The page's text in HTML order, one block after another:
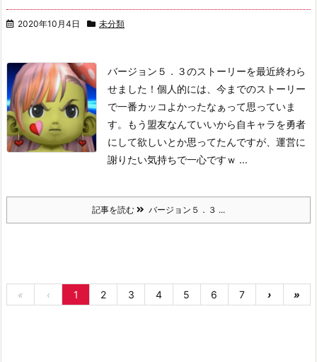
2020年10月4日 未分類
バージョン５．３のストーリーを最近終わら
せました！ 個人的には、今までのストーリー
で一番カッコよかったなぁって思っていま
す。もう盟友なんていいから自キャラを勇者
にして欲しいとか思ってたんですが、運営に
謝りたい気持ちで一心ですｗ ...
記事を読む バージョン５．３ ...
« ‹ 1 2 3 4 5 6 7 › »